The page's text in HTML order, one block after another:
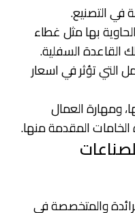
في التصنيع.
بها مثل غطاء
القاعدة السفلية.
التي تؤثر في اسعار
ومهارة العمال
المقدمة منها.
والمتخصصة في